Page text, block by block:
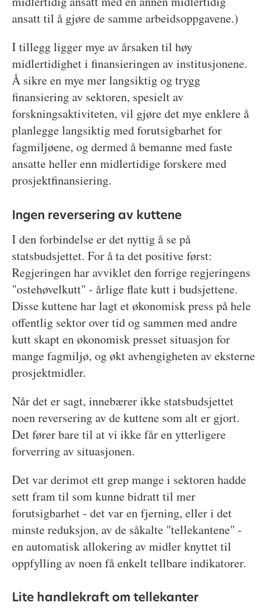
ansatt til å gjøre de samme arbeidsoppgavene.)
I tillegg ligger mye av årsaken til høy
midlertidighet i finansieringen av institusjonene.
Å sikre en mye mer langsiktig og trygg
finansiering av sektoren, spesielt av
forskningsaktiviteten, vil gjøre det mye enklere å
planlegge langsiktig med forutsigbarhet for
fagmiljøene, og dermed å bemanne med faste
ansatte heller enn midlertidige forskere med
prosjektfinansiering.
Ingen reversering av kuttene
I den forbindelse er det nyttig å se på
statsbudsjettet. For å ta det positive først:
Regjeringen har avviklet den forrige regjeringens
"ostehøvelkutt" - årlige flate kutt i budsjettene.
Disse kuttene har lagt et økonomisk press på hele
offentlig sektor over tid og sammen med andre
kutt skapt en økonomisk presset situasjon for
mange fagmiljø, og økt avhengigheten av eksterne
prosjektmidler.
Når det er sagt, innebærer ikke statsbudsjettet
noen reversering av de kuttene som alt er gjort.
Det fører bare til at vi ikke får en ytterligere
forverring av situasjonen.
Det var derimot ett grep mange i sektoren hadde
sett fram til som kunne bidratt til mer
forutsigbarhet - det var en fjerning, eller i det
minste reduksjon, av de såkalte "tellekantene" -
en automatisk allokering av midler knyttet til
oppfylling av noen få enkelt tellbare indikatorer.
Lite handlekraft om tellekanter